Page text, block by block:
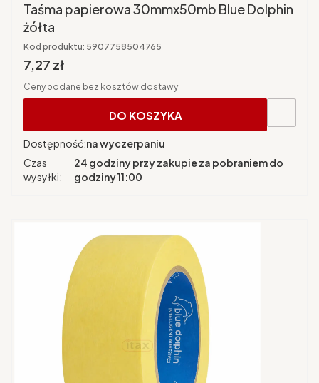
Taśma papierowa 30mmx50mb Blue Dolphin
żółta
Kod produktu: 5907758504765
Cena brutto
7,27 zł
Ceny podane bez kosztów dostawy.
DO KOSZYKA
Dostępność:na wyczerpaniu
Czas
wysyłki:
24 godziny przy zakupie za pobraniem do
godziny 11:00